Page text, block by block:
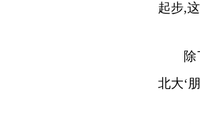
起步,
除了
北大‘